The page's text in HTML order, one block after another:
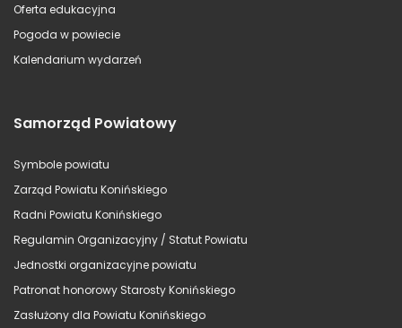
Oferta edukacyjna
Pogoda w powiecie
Kalendarium wydarzeń
Samorząd Powiatowy
Symbole powiatu
Zarząd Powiatu Konińskiego
Radni Powiatu Konińskiego
Regulamin Organizacyjny / Statut Powiatu
Jednostki organizacyjne powiatu
Patronat honorowy Starosty Konińskiego
Zasłużony dla Powiatu Konińskiego